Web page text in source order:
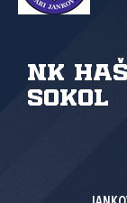
NK
Sokol